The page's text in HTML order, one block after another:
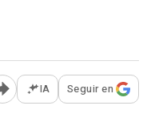
Abrir opciones para
IA Seguir en